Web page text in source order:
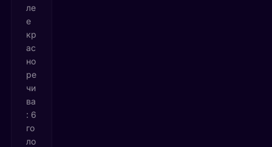
ле
е
кр
ас
но
ре
чи
ва
: 6
го
ло